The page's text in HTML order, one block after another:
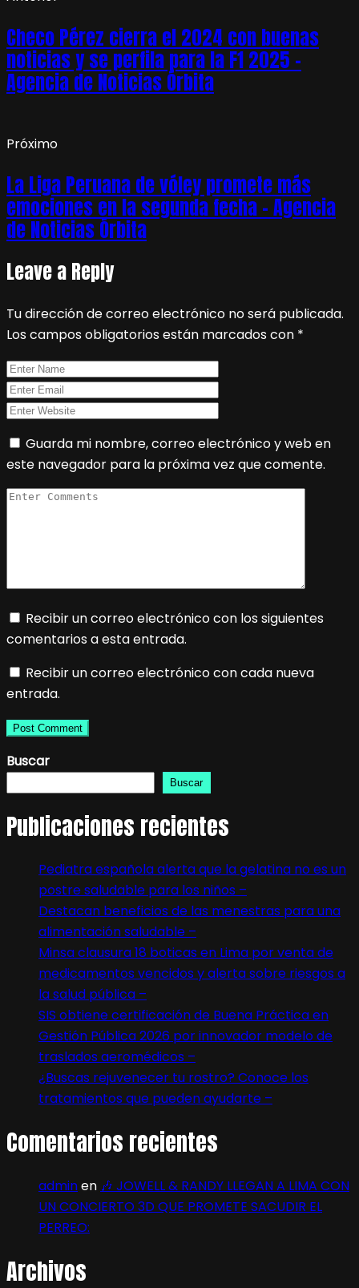
Checo Pérez cierra el 2024 con buenas
noticias y se perfila para la F1 2025 –
Agencia de Noticias Órbita
Próximo
La Liga Peruana de vóley promete más
emociones en la segunda fecha – Agencia
de Noticias Órbita
Leave a Reply
Tu dirección de correo electrónico no será publicada.
Los campos obligatorios están marcados con *
Guarda mi nombre, correo electrónico y web en
este navegador para la próxima vez que comente.
Recibir un correo electrónico con los siguientes
comentarios a esta entrada.
Recibir un correo electrónico con cada nueva
entrada.
Buscar
Buscar
Publicaciones recientes
Pediatra española alerta que la gelatina no es un
postre saludable para los niños –
Destacan beneficios de las menestras para una
alimentación saludable –
Minsa clausura 18 boticas en Lima por venta de
medicamentos vencidos y alerta sobre riesgos a
la salud pública –
SIS obtiene certificación de Buena Práctica en
Gestión Pública 2026 por innovador modelo de
traslados aeromédicos –
¿Buscas rejuvenecer tu rostro? Conoce los
tratamientos que pueden ayudarte –
Comentarios recientes
adminen 🎶 JOWELL & RANDY LLEGAN A LIMA CON
UN CONCIERTO 3D QUE PROMETE SACUDIR EL
PERREO:
Archivos